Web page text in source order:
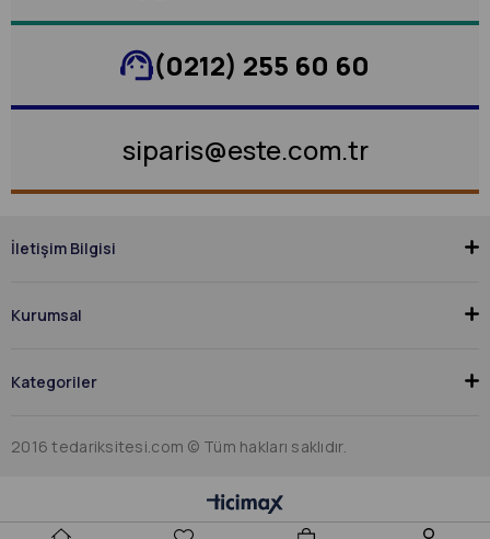
(0212) 255 60 60
siparis@este.com.tr
İletişim Bilgisi
Kurumsal
Kategoriler
2016 tedariksitesi.com © Tüm hakları saklıdır.